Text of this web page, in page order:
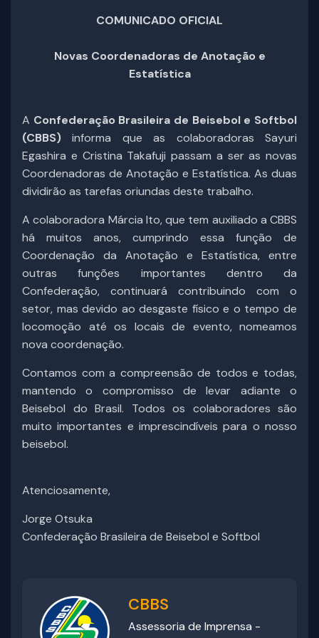
COMUNICADO OFICIAL
Novas Coordenadoras de Anotação e
Estatística
A Confederação Brasileira de Beisebol e Softbol
(CBBS) informa que as colaboradoras Sayuri
Egashira e Cristina Takafuji passam a ser as novas
Coordenadoras de Anotação e Estatística. As duas
dividirão as tarefas oriundas deste trabalho.
A colaboradora Márcia Ito, que tem auxiliado a CBBS
há muitos anos, cumprindo essa função de
Coordenação da Anotação e Estatística, entre
outras funções importantes dentro da
Confederação, continuará contribuindo com o
setor, mas devido ao desgaste físico e o tempo de
locomoção até os locais de evento, nomeamos
nova coordenação.
Contamos com a compreensão de todos e todas,
mantendo o compromisso de levar adiante o
Beisebol do Brasil. Todos os colaboradores são
muito importantes e imprescindíveis para o nosso
beisebol.
Atenciosamente,
Jorge Otsuka
Confederação Brasileira de Beisebol e Softbol
CBBS
Assessoria de Imprensa -